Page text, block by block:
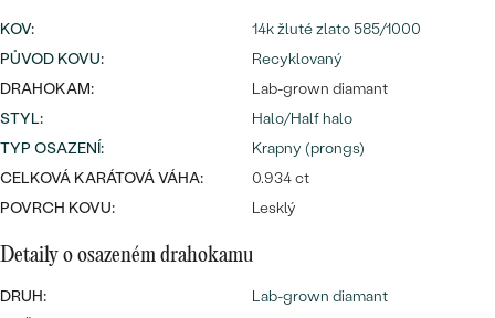
PROHLÉDNOUT
STŘÍBRO
PERSONALIZOVANÉ
SYMBOLICKÉ
MINIMALISTICKÉ
PODLE PŘÍLEŽITOSTI
PODLE BARVY
Nejprodávanější
KOV:
14k žluté zlato 585/1000
PŮVOD KOVU:
Recyklovaný
DRAHOKAM:
Lab-grown diamant
STYL:
Halo/Half halo
TYP OSAZENÍ:
Krapny (prongs)
CELKOVÁ KARÁTOVÁ VÁHA:
0.934 ct
POVRCH KOVU:
Lesklý
Detaily o osazeném drahokamu
DRUH:
Lab-grown diamant